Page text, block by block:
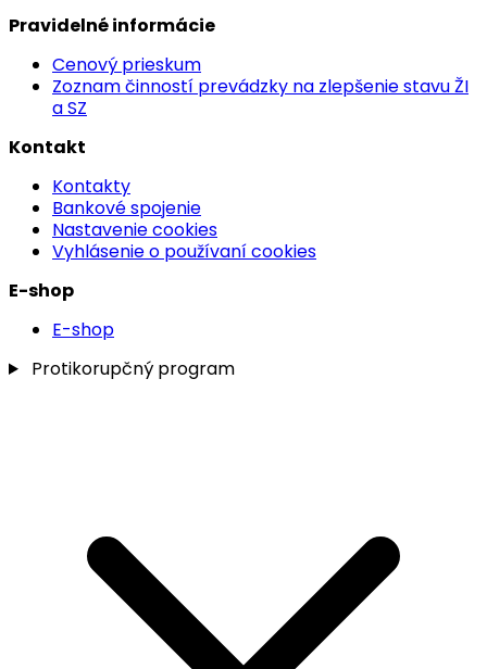
Pravidelné informácie
Cenový prieskum
Zoznam činností prevádzky na zlepšenie stavu ŽI
a SZ
Kontakt
Kontakty
Bankové spojenie
Nastavenie cookies
Vyhlásenie o používaní cookies
E-shop
E-shop
Protikorupčný program